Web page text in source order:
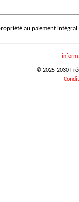
au paiement
© 2025-2030